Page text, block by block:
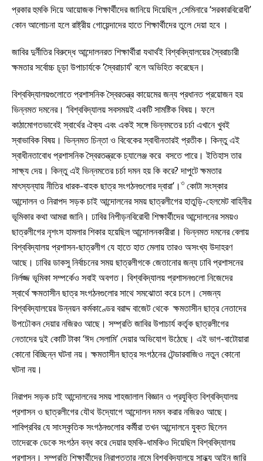
প্রকার হুমকি দিয়ে আয়োজক শিক্ষার্থীদের জানিয়ে দিয়েছিল ,সেমিনারে ‘সরকারবিরোধী’
কোন আলোচনা হলে রাষ্ট্রীয় গোয়েন্দাদের হাতে শিক্ষার্থীদের তুলে দেয়া হবে ।
জাবির দুর্নীতির বিরুদ্ধে আন্দোলনরত শিক্ষার্থীরা যথার্থই বিশ্ববিদ্যালয়ের স্বৈরাচারী
ক্ষমতার সর্বোচ্চ চূড়া উপাচার্যকে ‘স্বৈরাচার্য’ বলে অভিহিত করেছেন।
বিশ্ববিদ্যালয়গুলোতে প্রশাসনিক স্বৈরতন্ত্র কায়েমের জন্য প্রধানত প্রয়োজন হয়
ভিন্নমত দমনের। ‘বিশ্ববিদ্যালয় সবসময়ই একটি সামষ্টিক বিষয়। ফলে
কাঠামোগতভাবেই স্বার্থের ঐক্য এবং একই সঙ্গে ভিন্নমতের চর্চা এখানে খুবই
স্বাভাবিক বিষয়। ভিন্নমত চিন্তা ও বিবেকের স্বাধীনতারই প্রতীক। কিন্তু এই
স্বাধীনতাবোধ প্রশাসনিক স্বৈরতন্ত্রকে চ্যালেঞ্জ করে বসতে পারে। ইতিহাস তার
সাক্ষ্য দেয়। কিন্তু এই ভিন্নমতের চর্চা দমন হয় কি করে? দাপুটে ক্ষমতার
মাৎস্যন্যায় নীতির ধারক-বাহক ছাত্র সংগঠনগুলোর দ্বারা’। ৩ কোটা সংস্কার
আন্দোলন ও নিরাপদ সড়ক চাই আন্দোলনের সময় ছাত্রলীগের হাতুড়ি-হেলমেট বাহিনীর
ভূমিকার কথা আমরা জানি। ঢাবির নিপীড়নবিরোধী শিক্ষার্থীদের আন্দোলনের সময়ও
ছাত্রলীগের নৃশংস হামলার শিকার হয়েছিল আন্দোলনকারীরা। ভিন্নমত দমনের বেলায়
বিশ্ববিদ্যালয় প্রশাসন-ছাত্রলীগ যে হাতে হাত মেলায় তারও অসংখ্য উদাহরণ
আছে। ঢাবির ডাকসু নির্বাচনের সময় ছাত্রলীগকে জেতানোর জন্য ঢাবি প্রশাসনের
নির্লজ্জ ভূমিকা সম্পর্কেও সবাই অবগত। বিশ্ববিদ্যালয় প্রশাসনগুলো নিজেদের
স্বার্থে ক্ষমতাসীন ছাত্র সংগঠনগুলোর সাথে সমঝোতা করে চলে। সেজন্য
বিশ্ববিদ্যালয়ের উন্নয়ন কর্মকাণ্ডের বরাদ্দ বাজেট থেকে ক্ষমতাসীন ছাত্র নেতাদের
উপঢৌকন দেয়ার নজিরও আছে। সম্প্রতি জাবির উপাচার্য কর্তৃক ছাত্রলীগের
নেতাদের দুই কোটি টাকা ‘ঈদ সেলামি’ দেয়ার অভিযোগ উঠেছে। এই ভাগ-বাটোয়ারা
কোনো বিচ্ছিন্ন ঘটনা নয়। ক্ষমতাসীন ছাত্র সংগঠনের টেন্ডারবাজিও নতুন কোনো
ঘটনা নয়।
নিরাপদ সড়ক চাই আন্দোলনের সময় শাহজালাল বিজ্ঞান ও প্রযুক্তি বিশ্ববিদ্যালয়
প্রশাসন ও ছাত্রলীগের যৌথ উদ্যোগে আন্দোলন দমন করার নজিরও আছে।
শাবিপ্রবির যে সাংস্কৃতিক সংগঠনগুলোর কর্মীরা তখন আন্দোলনে যুক্ত ছিলেন
তাদেরকে ডেকে সংগঠন বন্ধ করে দেয়ার হুমকি-ধামকিও দিয়েছিল বিশ্ববিদ্যালয়
প্রশাসন। সম্প্রতি শিক্ষার্থীদের নিরাপত্তার নামে বিশ্ববিদ্যালয়ে সান্ধ্য আইন জারি